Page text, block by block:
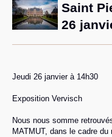
Balades
Rallyes pédestres
Saint
26
Jeudi 26 janvier à 14h30
Exposition Vervisch
Nous nous somme
MATMUT, dans le cadre